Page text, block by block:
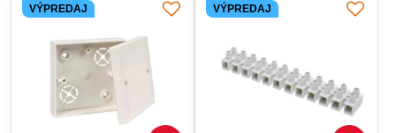
VÝPREDAJ VÝPREDAJ